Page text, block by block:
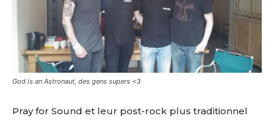
God is an Astronaut, des gens supers <3
Pray for Sound et leur post-rock plus traditionnel